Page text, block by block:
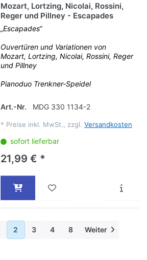
Mozart, Lortzing, Nicolai, Rossini,
Reger und Pillney - Escapades
„Escapades“
Ouvertüren und Variationen von
Mozart, Lortzing, Nicolai, Rossini, Reger
und Pillney
Pianoduo Trenkner-Speidel
Art.-Nr. MDG 330 1134-2
* Preise inkl. MwSt., zzgl. Versandkosten
sofort lieferbar
21,99 € *
2 3 4 8 Weiter